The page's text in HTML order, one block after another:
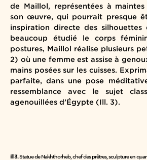
de Maillol, représentées à
son œuvre, qui pourrait presque
inspiration directe des silhouettes
beaucoup étudié le corps
postures, Maillol réalise plusieurs
2) où une femme est assise à
mains posées sur les cuisses.
parfaite, dans une pose
ressemblance avec le sujet
agenouillées d’Égypte (Ill. 3).
ill 3.Statue de Nakhthorheb, chef des prêtres, sculpture en